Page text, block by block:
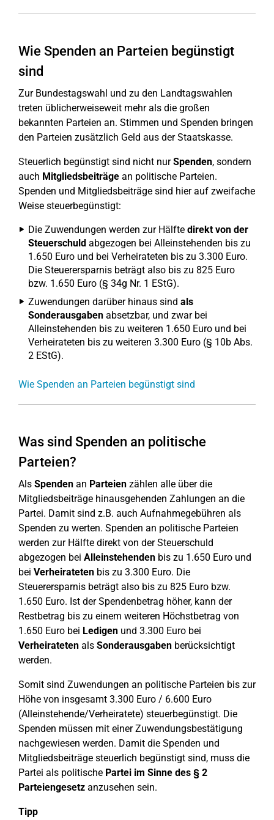
Wie Spenden an Parteien begünstigt
sind
Zur Bundestagswahl und zu den Landtagswahlen
treten üblicherweiseweit mehr als die großen
bekannten Parteien an. Stimmen und Spenden bringen
den Parteien zusätzlich Geld aus der Staatskasse.
Steuerlich begünstigt sind nicht nurSpenden, sondern
auch Mitgliedsbeiträge an politische Parteien.
Spenden und Mitgliedsbeiträge sind hier auf zweifache
Weise steuerbegünstigt:
Die Zuwendungen werden zur Hälfte direkt von der
Steuerschuld abgezogen bei Alleinstehenden bis zu
1.650 Euro und bei Verheirateten bis zu 3.300 Euro.
Die Steuerersparnis beträgt also bis zu 825 Euro
bzw. 1.650 Euro (§ 34g Nr. 1 EStG).
Zuwendungen darüber hinaus sind als
Sonderausgaben absetzbar, und zwar bei
Alleinstehenden bis zu weiteren 1.650 Euro und bei
Verheirateten bis zu weiteren 3.300 Euro (§ 10b Abs.
2 EStG).
Wie Spenden an Parteien begünstigt sind
Was sind Spenden an politische
Parteien?
Als Spenden an Parteien zählen alle über die
Mitgliedsbeiträge hinausgehenden Zahlungen an die
Partei. Damit sind z.B. auch Aufnahmegebühren als
Spenden zu werten. Spenden an politische Parteien
werden zur Hälfte direkt von der Steuerschuld
abgezogen bei Alleinstehenden bis zu 1.650 Euro und
bei Verheirateten bis zu 3.300 Euro. Die
Steuerersparnis beträgt also bis zu 825 Euro bzw.
1.650 Euro. Ist der Spendenbetrag höher, kann der
Restbetrag bis zu einem weiteren Höchstbetrag von
1.650 Euro bei Ledigen und 3.300 Euro bei
Verheirateten als Sonderausgaben berücksichtigt
werden.
Somit sind Zuwendungen an politische Parteien bis zur
Höhe von insgesamt 3.300 Euro / 6.600 Euro
(Alleinstehende/Verheiratete) steuerbegünstigt. Die
Spenden müssen mit einer Zuwendungsbestätigung
nachgewiesen werden. Damit die Spenden und
Mitgliedsbeiträge steuerlich begünstigt sind, muss die
Partei als politische Partei im Sinne des § 2
Parteiengesetz anzusehen sein.
Tipp